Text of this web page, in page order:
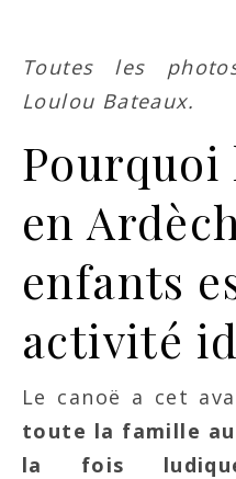
Toutes les
Loulou Bateaux.
Pourquoi
en
enfants
activité
Le canoë a cet
toute la famille
la fois